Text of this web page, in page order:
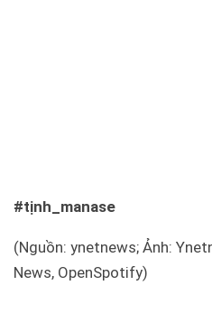
#tịnh_manase
(Nguồn: ynetnews; Ảnh:
News, OpenSpotify)